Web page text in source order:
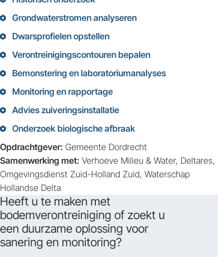
Grondwaterstromen analyseren
Dwarsprofielen opstellen
Verontreinigingscontouren bepalen
Bemonstering en laboratoriumanalyses
Monitoring en rapportage
Advies zuiveringsinstallatie
Onderzoek biologische afbraak
Opdrachtgever: Gemeente Dordrecht
Samenwerking met: Verhoeve Milieu & Water, Deltares,
Omgevingsdienst Zuid-Holland Zuid, Waterschap
Hollandse Delta
Heeft u te maken met
bodemverontreiniging of zoekt u
een duurzame oplossing voor
sanering en monitoring?